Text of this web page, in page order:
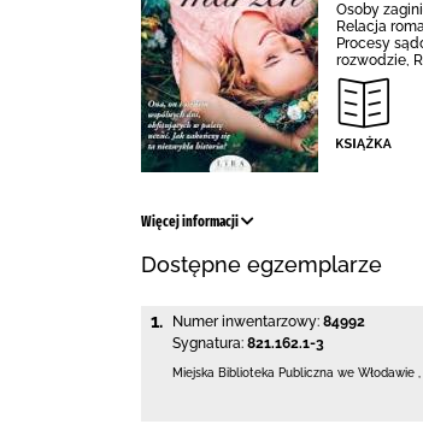
Osoby
Relacja
Procesy
rozwodzie,
Więcej informacji
Dostępne egzemplarze
1. Numer inwentarzowy: 84992
Sygnatura: 821.162.1-3
Miejska Biblioteka Publiczna we Włodawie